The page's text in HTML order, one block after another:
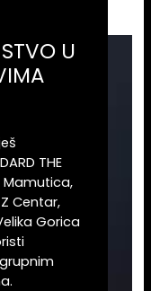
U
THE
Mamutica,
Centar,
Gorica